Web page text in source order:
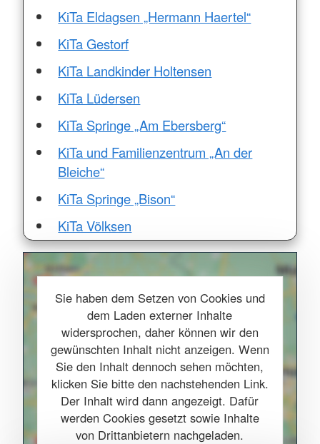
KiTa Eldagsen „Hermann Haertel“
KiTa Gestorf
KiTa Landkinder Holtensen
KiTa Lüdersen
KiTa Springe „Am Ebersberg“
KiTa und Familienzentrum „An der
Bleiche“
KiTa Springe „Bison“
KiTa Völksen
Sie haben dem Setzen von Cookies und
dem Laden externer Inhalte
widersprochen, daher können wir den
gewünschten Inhalt nicht anzeigen. Wenn
Sie den Inhalt dennoch sehen möchten,
klicken Sie bitte den nachstehenden Link.
Der Inhalt wird dann angezeigt. Dafür
werden Cookies gesetzt sowie Inhalte
von Drittanbietern nachgeladen.